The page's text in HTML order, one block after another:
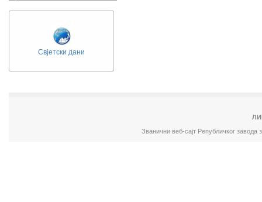
Свјетски дани
Званични веб-сајт Републичког